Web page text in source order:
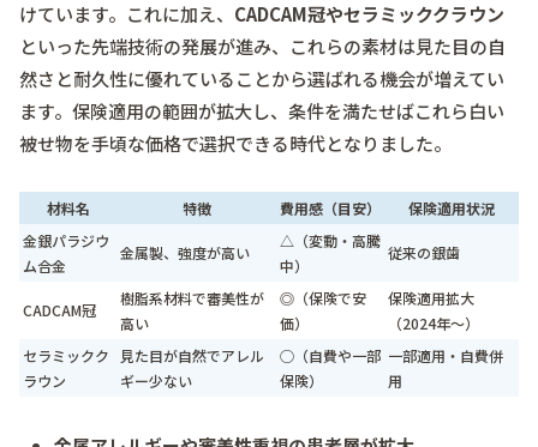
けています。これに加え、 CADCAM冠やセラミッククラウン
といった先端技術の発展が進み、これらの素材は見た目の自
然さと耐久性に優れていることから選ばれる機会が増えてい
ます。保険適用の範囲が拡大し、条件を満たせばこれら白い
被せ物を手頃な価格で選択できる時代となりました。
材料名 特徴 費用感（目安）
保険適用状況
金銀パラジウ
ム合金
金属製、強度が高い
△（変動・高騰
中）
従来の銀歯
CADCAM冠
樹脂系材料で審美性が
高い
◎（保険で安
価）
保険適用拡大
（2024年～）
セラミックク
ラウン
見た目が自然でアレル
ギー少ない
◯（自費や一部
保険）
一部適用・自費併
用